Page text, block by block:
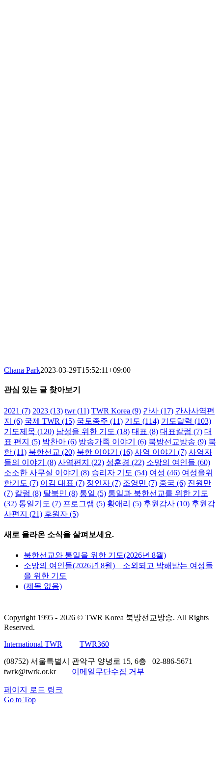
Chana Park2023-03-29T15:52:11+09:00
관심 있는 글 찾아보기
2021 (7) 2023 (13) twr(11) TWR Korea (9) 간사 (17) 간사사역편
지 (6) 국제 TWR (15) 국토종주 (11) 기도 (114) 기도달력 (103)
기도제목 (120) 남성을 위한 기도 (18) 대표 (8) 대표칼럼 (7) 대
표 편지 (5) 박찬아 (6) 방송가족 이야기 (6) 북방선교방송 (9) 북
한 (11) 북한선교 (20) 북한 이야기 (16) 사역 이야기 (7) 사역자
들의 이야기
(8) 사역편지 (22) 성훈경 (22) 소망의 여인들 (60)
소소한 사무실 이야기
(8) 승리자 기도 (54) 여성 (46) 여성을위
한기도 (7) 이김 대표 (7) 정인자 (7) 조영민 (7) 중국 (6) 진원만
(7) 칼럼 (8) 탈북민 (8) 통일 (5) 통일과 북한선교를 위한 기도
(32) 통일기도 (7) 프로그램 (5) 황애리 (5) 후원감사 (10) 후원감
사편지 (21) 후원자 (5)
새로 올라온 소식을 살펴보세요.
북한선교와 통일을 위한 기도(2026년 8월)
소망의 여인들(2026년 8월) _ 소외되고 박해받는 여성들
을 위한 기도
(제목 없음)
Copyright 1995 - 2026 © TWR Korea 북방선교방송. All Rights
Reserved.
International TWR
| TWR360
(08752) 서울특별시 관악구 양녕로 15, 6층 02-886-5671
twrk@twrk.or.kr 이메일무단수집 거부
페이지 로드 링크
Go to Top